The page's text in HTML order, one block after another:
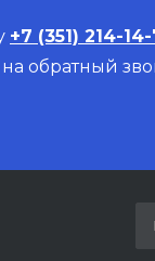
+7 (351) 214-
обратный